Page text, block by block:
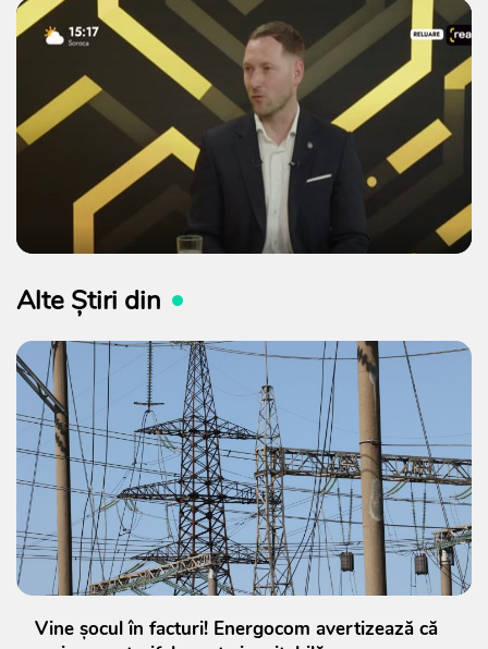
Alte Știri din
Vine șocul în facturi! Energocom avertizează că